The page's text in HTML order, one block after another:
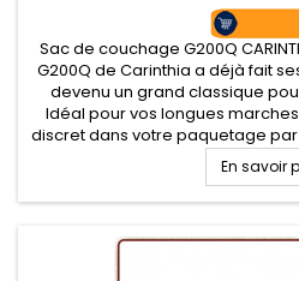
Sac de couchage G200Q
G200Q de Carinthia a déjà fait
devenu un grand classique
Idéal pour vos longues
discret dans votre paquetage
et son poids plume.En savoir